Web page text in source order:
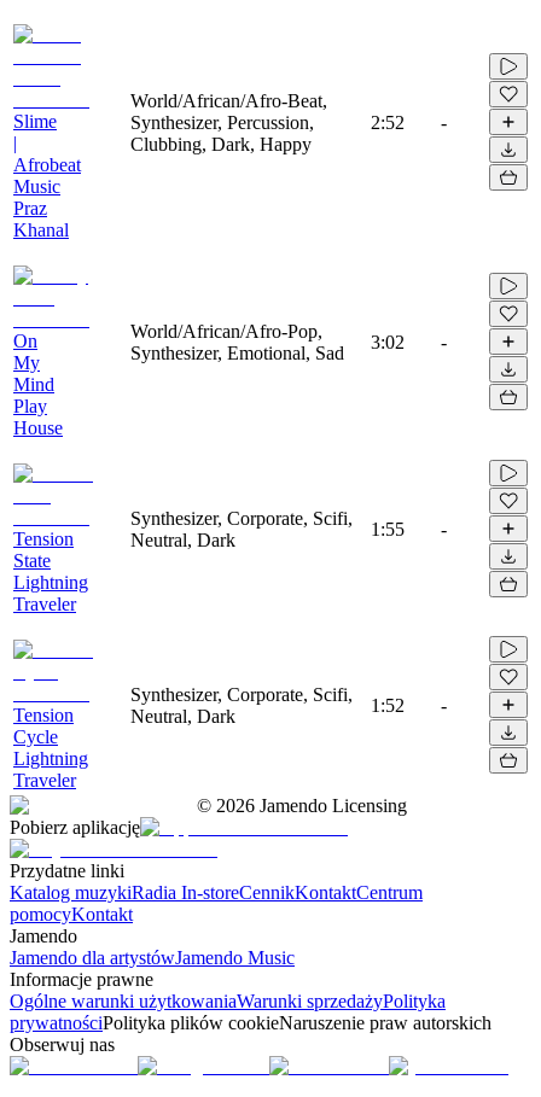
Slime
|
Afrobeat
Music
Praz
Khanal
World/African/Afro-Beat,
Synthesizer, Percussion,
Clubbing, Dark, Happy
2:52 -
On
My
Mind
Play
House
World/African/Afro-Pop,
Synthesizer, Emotional, Sad
3:02 -
Tension
State
Lightning
Traveler
Synthesizer, Corporate, Scifi,
Neutral, Dark
1:55 -
Tension
Cycle
Lightning
Traveler
Synthesizer, Corporate, Scifi,
Neutral, Dark
1:52 -
© 2026 Jamendo Licensing
Pobierz aplikację
Przydatne linki
Katalog muzykiRadia In-storeCennikKontaktCentrum
pomocyKontakt
Jamendo
Jamendo dla artystówJamendo Music
Informacje prawne
Ogólne warunki użytkowaniaWarunki sprzedażyPolityka
prywatnościPolityka plików cookieNaruszenie praw autorskich
Obserwuj nas